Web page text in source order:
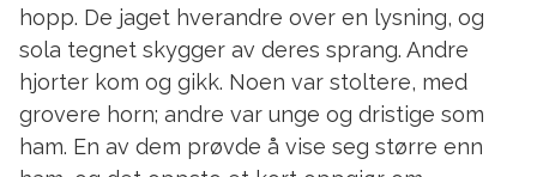
hopp. De jaget hverandre over en lysning, og
sola tegnet skygger av deres sprang. Andre
hjorter kom og gikk. Noen var stoltere, med
grovere horn; andre var unge og dristige som
ham. En av dem prøvde å vise seg større enn